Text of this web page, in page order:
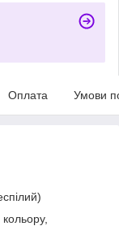
Оплата Умови